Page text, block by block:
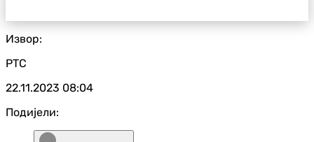
Извор:
РТС
22.11.2023 08:04
Подијели: